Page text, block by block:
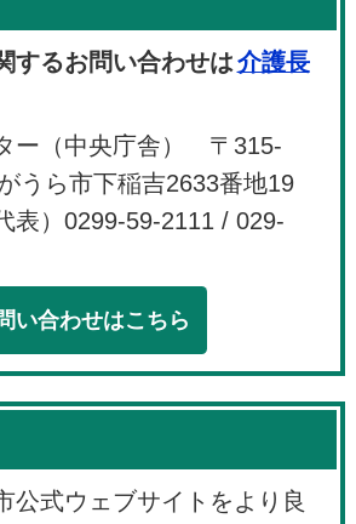
するお問い合わせは介護長
ー（中央庁舎） 〒315-
うら市下稲吉2633番地19
表）0299-59-2111 / 029-
い合わせはこちら
公式ウェブサイトをより良